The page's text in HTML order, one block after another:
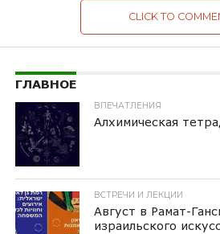
CLICK TO
ГЛАВНОЕ
ВПЕЧАТЛЕНИЯ
Алхимическая
ВСТРЕЧИ И ЛЕКЦИИ
Август в Рамат-
израильского